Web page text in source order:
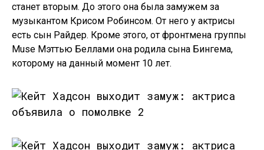
станет вторым. До этого она была замужем за
музыкантом Крисом Робинсом. От него у актрисы
есть сын Райдер. Кроме этого, от фронтмена группы
Muse Мэттью Беллами она родила сына Бингема,
которому на данный момент 10 лет.